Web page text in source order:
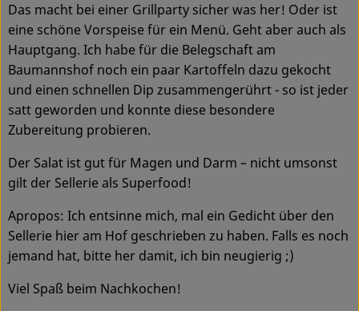
Drogerie
So geht's
Über uns
Service
Das macht bei einer Grillparty sicher was her! Oder ist
eine schöne Vorspeise für ein Menü. Geht aber auch als
Hauptgang. Ich habe für die Belegschaft am
Baumannshof noch ein paar Kartoffeln dazu gekocht
und einen schnellen Dip zusammengerührt - so ist jeder
satt geworden und konnte diese besondere
Zubereitung probieren.
Der Salat ist gut für Magen und Darm – nicht umsonst
gilt der Sellerie als Superfood!
Apropos: Ich entsinne mich, mal ein Gedicht über den
Sellerie hier am Hof geschrieben zu haben. Falls es noch
jemand hat, bitte her damit, ich bin neugierig ;)
Viel Spaß beim Nachkochen!